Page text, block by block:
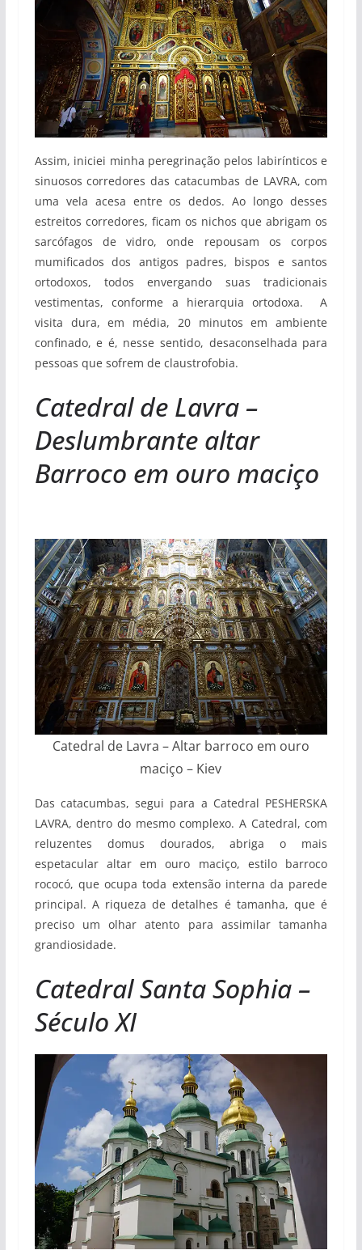
Assim, iniciei minha peregrinação pelos labirínticos e
sinuosos corredores das catacumbas de LAVRA, com
uma vela acesa entre os dedos. Ao longo desses
estreitos corredores, ficam os nichos que abrigam os
sarcófagos de vidro, onde repousam os corpos
mumificados dos antigos padres, bispos e santos
ortodoxos, todos envergando suas tradicionais
vestimentas, conforme a hierarquia ortodoxa. A
visita dura, em média, 20 minutos em ambiente
confinado, e é, nesse sentido, desaconselhada para
pessoas que sofrem de claustrofobia.
Catedral de Lavra –
Deslumbrante altar
Barroco em ouro maciço
Catedral de Lavra – Altar barroco em ouro
maciço – Kiev
Das catacumbas, segui para a Catedral PESHERSKA
LAVRA, dentro do mesmo complexo. A Catedral, com
reluzentes domus dourados, abriga o mais
espetacular altar em ouro maciço, estilo barroco
rococó, que ocupa toda extensão interna da parede
principal. A riqueza de detalhes é tamanha, que é
preciso um olhar atento para assimilar tamanha
grandiosidade.
Catedral Santa Sophia –
Século XI